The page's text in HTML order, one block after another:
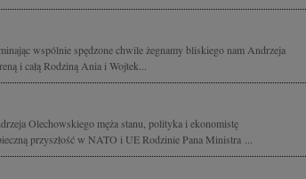
wspólnie spędzone chwile żegnamy bliskiego nam Andrzeja
i całą Rodziną Ania i Wojtek...
Olechowskiego męża stanu, polityka i ekonomistę
przyszłość w NATO i UE Rodzinie Pana Ministra ...